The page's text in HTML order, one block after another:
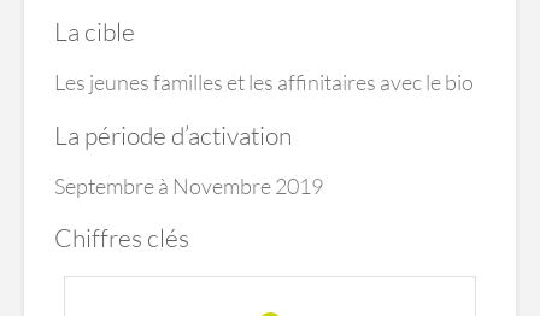
La cible
Les jeunes familles et les affinitaires avec le bio
La période d’activation
Septembre à Novembre 2019
Chiffres clés